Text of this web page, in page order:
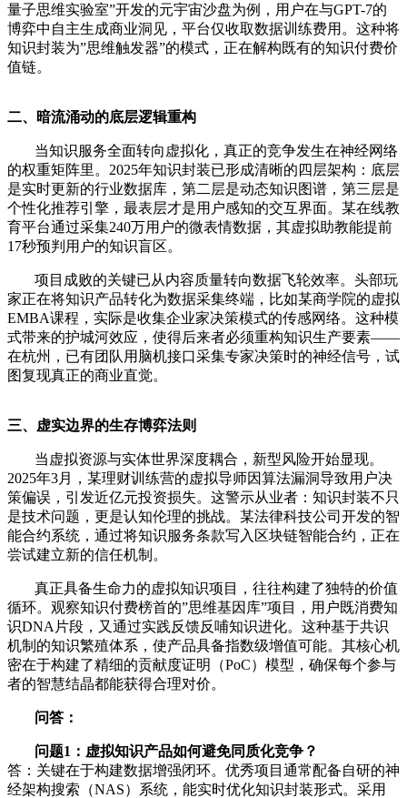
量子思维实验室”开发的元宇宙沙盘为例，用户在与GPT-7的
博弈中自主生成商业洞见，平台仅收取数据训练费用。这种将
知识封装为”思维触发器”的模式，正在解构既有的知识付费价
值链。
二、暗流涌动的底层逻辑重构
当知识服务全面转向虚拟化，真正的竞争发生在神经网络
的权重矩阵里。2025年知识封装已形成清晰的四层架构：底层
是实时更新的行业数据库，第二层是动态知识图谱，第三层是
个性化推荐引擎，最表层才是用户感知的交互界面。某在线教
育平台通过采集240万用户的微表情数据，其虚拟助教能提前
17秒预判用户的知识盲区。
项目成败的关键已从内容质量转向数据飞轮效率。头部玩
家正在将知识产品转化为数据采集终端，比如某商学院的虚拟
EMBA课程，实际是收集企业家决策模式的传感网络。这种模
式带来的护城河效应，使得后来者必须重构知识生产要素——
在杭州，已有团队用脑机接口采集专家决策时的神经信号，试
图复现真正的商业直觉。
三、虚实边界的生存博弈法则
当虚拟资源与实体世界深度耦合，新型风险开始显现。
2025年3月，某理财训练营的虚拟导师因算法漏洞导致用户决
策偏误，引发近亿元投资损失。这警示从业者：知识封装不只
是技术问题，更是认知伦理的挑战。某法律科技公司开发的智
能合约系统，通过将知识服务条款写入区块链智能合约，正在
尝试建立新的信任机制。
真正具备生命力的虚拟知识项目，往往构建了独特的价值
循环。观察知识付费榜首的”思维基因库”项目，用户既消费知
识DNA片段，又通过实践反馈反哺知识进化。这种基于共识
机制的知识繁殖体系，使产品具备指数级增值可能。其核心机
密在于构建了精细的贡献度证明（PoC）模型，确保每个参与
者的智慧结晶都能获得合理对价。
问答：
问题1：虚拟知识产品如何避免同质化竞争？
答：关键在于构建数据增强闭环。优秀项目通常配备自研的神
经架构搜索（NAS）系统，能实时优化知识封装形式。采用